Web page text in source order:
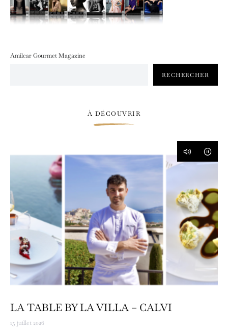
Amilcar Gourmet Magazine
RECHERCHER
À DÉCOUVRIR
LA TABLE BY LA VILLA – CALVI
15 juillet 2026